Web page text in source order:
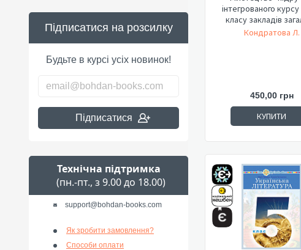
Підписатися на розсилку
Будьте в курсі усіх новинок!
Підписатися
Технічна підтримка
(пн.-пт., з 9.00 до 18.00)
support@bohdan-books.com
Як зробити замовлення?
Способи оплати
інтегрованого
класу закладів
Кондратова Л.
450,00 грн
КУПИТИ